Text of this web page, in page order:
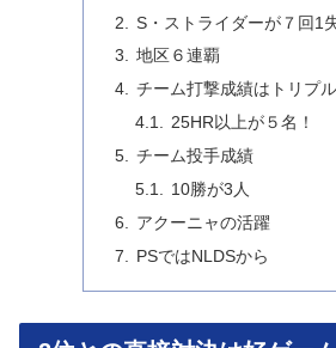
S・ストライダーが７回1
地区６連覇
チーム打撃成績はトリプ
25HR以上が５名！
チーム投手成績
10勝が3人
アクーニャの活躍
PSではNLDSから